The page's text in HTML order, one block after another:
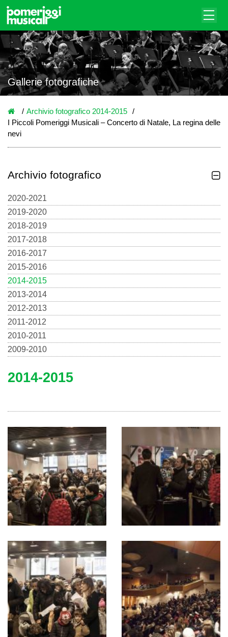
Gallerie fotografiche
Archivio fotografico 2014-2015
I Piccoli Pomeriggi Musicali – Concerto di Natale, La regina delle
nevi
Archivio fotografico
2020-2021
2019-2020
2018-2019
2017-2018
2016-2017
2015-2016
2014-2015
2013-2014
2012-2013
2011-2012
2010-2011
2009-2010
2014-2015